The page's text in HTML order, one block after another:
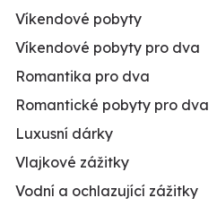
Víkendové pobyty
Víkendové pobyty pro dva
Romantika pro dva
Romantické pobyty pro dva
Luxusní dárky
Vlajkové zážitky
Vodní a ochlazující zážitky